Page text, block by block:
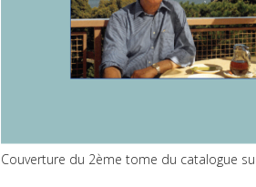
Couverture du 2ème tome du catalogue